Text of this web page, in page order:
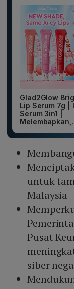
Glad2Glow
Lip Serum 7g |
Serum 3in1 |
untuk
Malaysia
Pusat
siber